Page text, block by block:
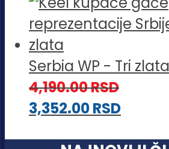
Serbia WP - Tri
4,190.00RSD
3,352.00RSD